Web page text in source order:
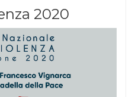
2020